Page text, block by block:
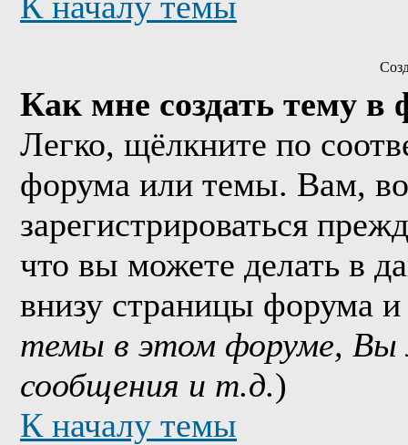
Как мне создать тему в
Легко, щёлкните по
форума или темы. Вам,
зарегистрироваться
что вы можете делать в
внизу страницы форума
темы в этом форуме,
сообщения и т.д.)
К началу темы